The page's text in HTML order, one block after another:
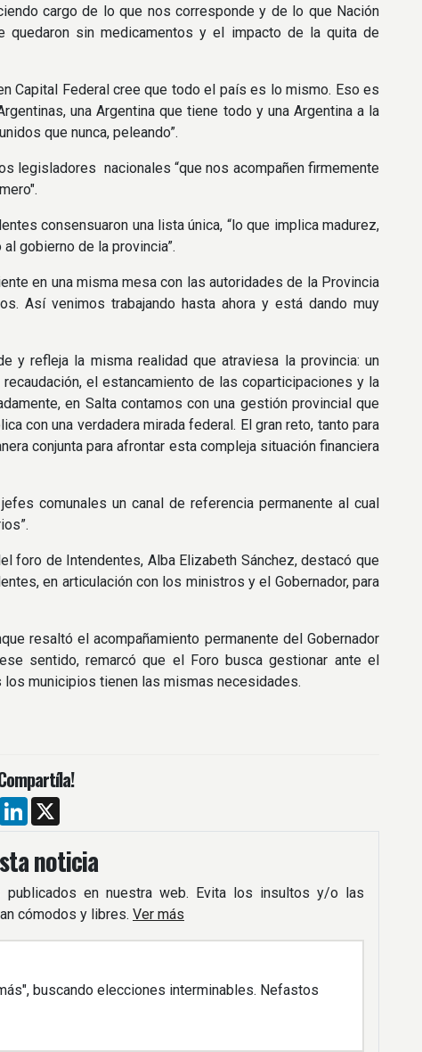
cargo de lo que nos corresponde y de lo que Nación
quedaron sin medicamentos y el impacto de la quita de
Capital Federal cree que todo el país es lo mismo. Eso es
una Argentina que tiene todo y una Argentina a la
que nunca, peleando”.
legisladores nacionales “que nos acompañen firmemente
consensuaron una lista única, “lo que implica madurez,
gobierno de la provincia”.
en una misma mesa con las autoridades de la Provincia
Así venimos trabajando hasta ahora y está dando muy
y refleja la misma realidad que atraviesa la provincia: un
el estancamiento de las coparticipaciones y la
en Salta contamos con una gestión provincial que
con una verdadera mirada federal. El gran reto, tanto para
conjunta para afrontar esta compleja situación financiera
comunales un canal de referencia permanente al cual
foro de Intendentes, Alba Elizabeth Sánchez, destacó que
en articulación con los ministros y el Gobernador, para
resaltó el acompañamiento permanente del Gobernador
sentido, remarcó que el Foro busca gestionar ante el
municipios tienen las mismas necesidades.
Facebook
LinkedIn
noticia
en nuestra web. Evita los insultos y/o las
cómodos y libres. Ver más
buscando elecciones interminables. Nefastos